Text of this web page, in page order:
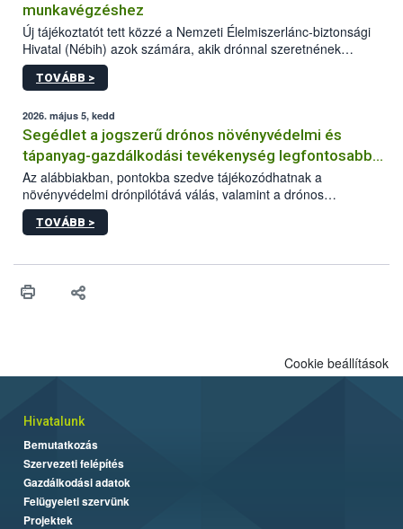
munkavégzéshez
Új tájékoztatót tett közzé a Nemzeti Élelmiszerlánc-biztonsági
Hivatal (Nébih) azok számára, akik drónnal szeretnének
növényvédelmi vagy tápanyag-gazdálkodási tevékenységet
végezni Magyarországon. Az összefoglaló részletesen
műszaki és hatósági feltételek.
TOVÁBB >
2026. május 5, kedd
Segédlet a jogszerű drónos növényvédelmi és
tápanyag-gazdálkodási tevékenység legfontosabb
feltételeiről
Az alábbiakban, pontokba szedve tájékozódhatnak a
növényvédelmi drónpilótává válás, valamint a drónos
növényvédelmi és tápanyag-gazdálkodási tevékenység
végzésének legfontosabb feltételeiről*.
TOVÁBB >
Cookie beállítások
Hivatalunk
Bemutatkozás
Szervezeti felépítés
Gazdálkodási adatok
Felügyeleti szervünk
Projektek